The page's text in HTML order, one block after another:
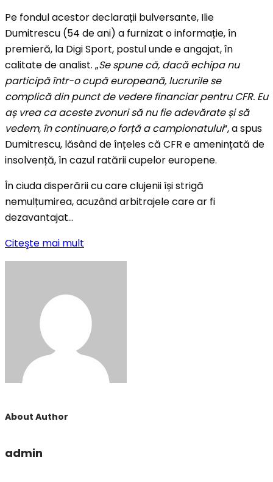
Pe fondul acestor declarații bulversante, Ilie
Dumitrescu (54 de ani) a furnizat o informație, în
premieră, la Digi Sport, postul unde e angajat, în
calitate de analist. „Se spune că, dacă echipa nu
participă într-o cupă europeană, lucrurile se
complică din punct de vedere financiar pentru CFR. Eu
aș vrea ca aceste zvonuri să nu fie adevărate și să
vedem, în continuare,o forță a campionatului“, a spus
Dumitrescu, lăsând de înțeles că CFR e amenințată de
insolvență, în cazul ratării cupelor europene.
În ciuda disperării cu care clujenii își strigă
nemulțumirea, acuzând arbitrajele care ar fi
dezavantajat…
Citeşte mai mult
About Author
admin